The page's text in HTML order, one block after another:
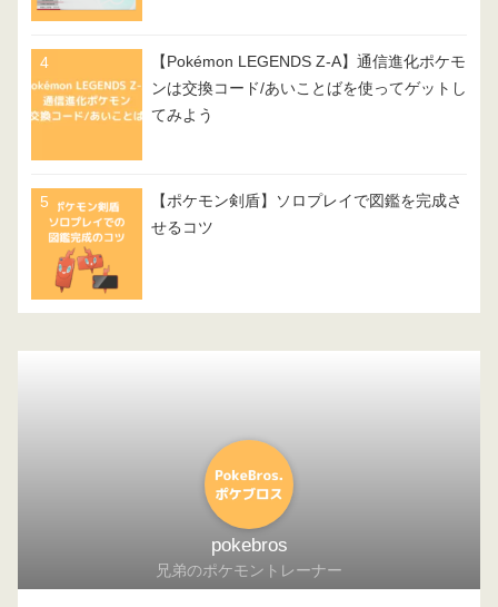
【Pokémon LEGENDS Z-A】通信進化ポケモ
ンは交換コード/あいことばを使ってゲットし
てみよう
【ポケモン剣盾】ソロプレイで図鑑を完成さ
せるコツ
pokebros
兄弟のポケモントレーナー